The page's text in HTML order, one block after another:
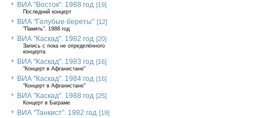
ВИА "Восток". 1988 год [19]
Последний концерт
ВИА "Голубые береты" [12]
"Память". 1988 год
ВИА "Каскад". 1982 год [20]
Запись с пока не определённого
концерта
ВИА "Каскад". 1983 год [16]
"Концерт в Афганистане"
ВИА "Каскад". 1984 год [16]
"Концерт в Афганистане"
ВИА "Каскад". 1988 год [25]
Концерт в Баграме
ВИА "Танкист". 1982 год [19]